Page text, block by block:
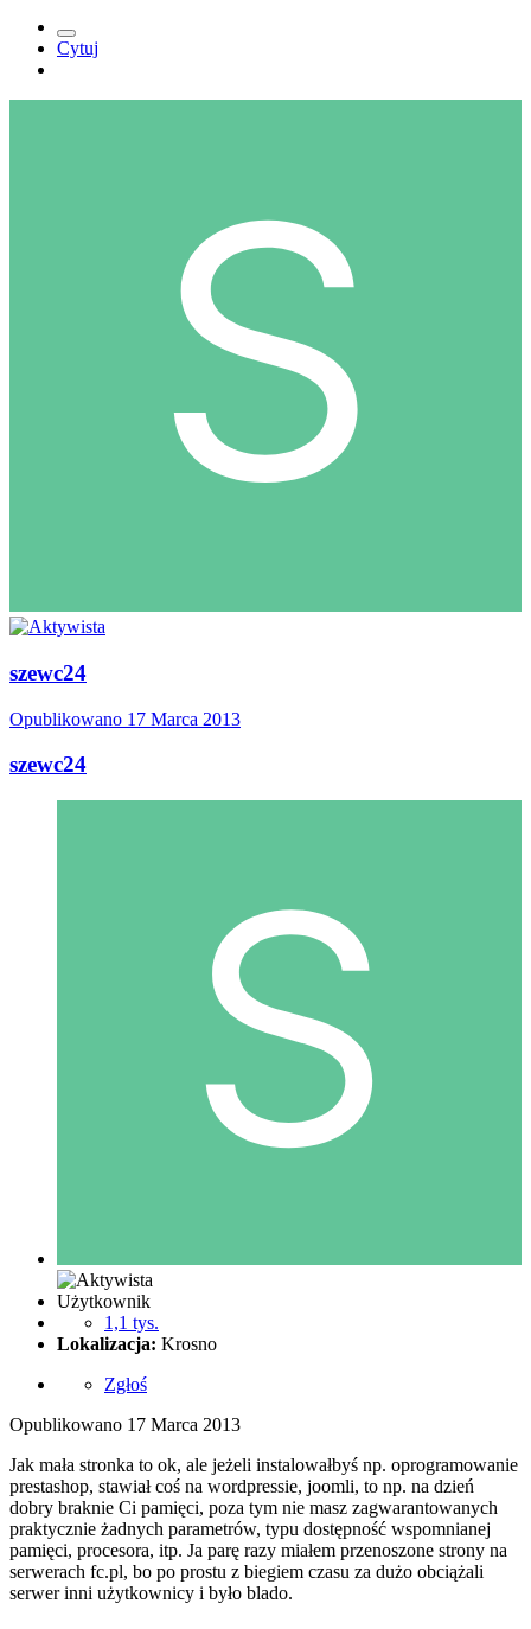
Cytuj
szewc24
Opublikowano 17 Marca 2013
szewc24
Użytkownik
1,1 tys.
Lokalizacja: Krosno
Zgłoś
Opublikowano 17 Marca 2013
Jak mała stronka to ok, ale jeżeli instalowałbyś np. oprogramowanie
prestashop, stawiał coś na wordpressie, joomli, to np. na dzień
dobry braknie Ci pamięci, poza tym nie masz zagwarantowanych
praktycznie żadnych parametrów, typu dostępność wspomnianej
pamięci, procesora, itp. Ja parę razy miałem przenoszone strony na
serwerach fc.pl, bo po prostu z biegiem czasu za dużo obciążali
serwer inni użytkownicy i było blado.